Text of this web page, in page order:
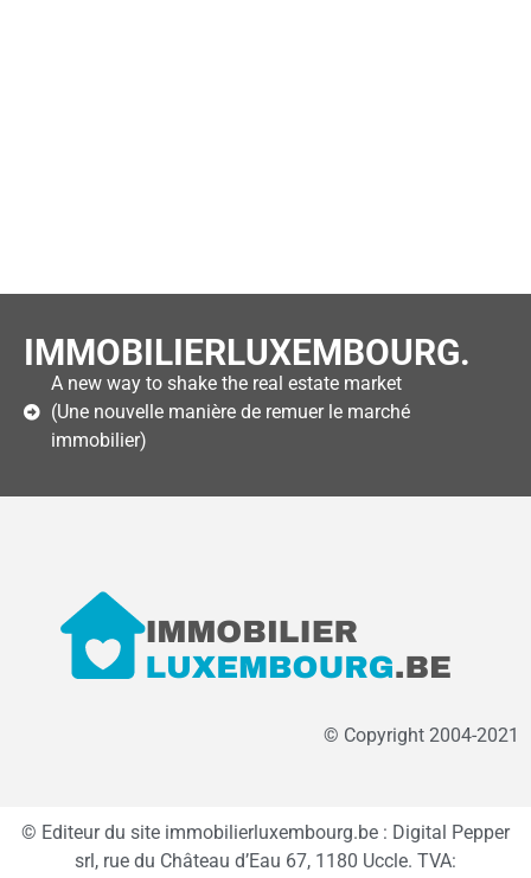
IMMOBILIERLUXEMBOURG.
A new way to shake the real estate market
(Une nouvelle manière de remuer le marché
immobilier)
© Copyright 2004-2021
© Editeur du site immobilierluxembourg.be : Digital Pepper
srl, rue du Château d’Eau 67, 1180 Uccle. TVA: